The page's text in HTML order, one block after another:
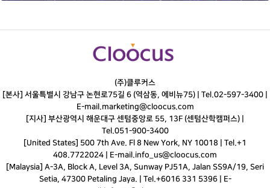
(주)클루커스
[본사] 서울특별시 강남구 논현로75길 6 (역삼동, 에비뉴75) | Tel.02-597-3400
E-mail.marketing@cloocus.com
[지사] 부산광역시 해운대구 센텀중앙로 55, 13F (센텀산학캠퍼스) |
Tel.051-900-3400
[United States] 500 7th Ave. Fl 8 New York, NY 10018 | Tel.+1
408.7722024 | E-mail.info_us@cloocus.com
[Malaysia] A-3A, Block A, Level 3A, Sunway PJ51A, Jalan SS9A/19, Seri
Setia, 47300 Petaling Jaya. | Tel.+6016 331 5396 | E-